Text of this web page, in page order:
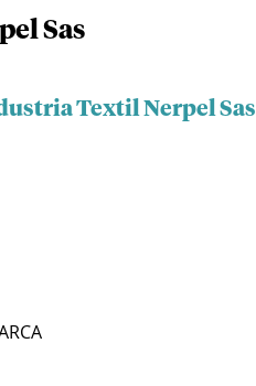
Sas
Textil Nerpel Sas